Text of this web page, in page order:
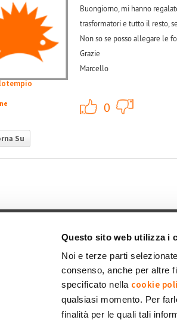
Questo sito web utilizza i
Noi e terze parti
consenso, anche per altre
specificato nella cookie
qualsiasi momento. Per
finalità per le quali tali
Buongiorno, mi hanno
trasformatori e tutto il resto,
Non so se posso allegare le
Grazie
Marcello
0
Su
Contatti Privacy policy
My Solar Family è un marchio di Eni Plenitude
Via Giovanni Lorenzini, 4
20139 Milano (MI)
P. Iva e C.F. 12300020158.